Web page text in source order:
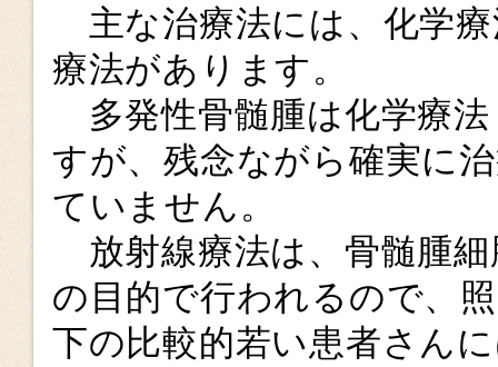
主な治療法には、化学
療法があります。
多発性骨髄腫は化学療
すが、残念ながら確実に
ていません。
放射線療法は、骨髄腫
の目的で行われるので、
下の比較的若い患者さん